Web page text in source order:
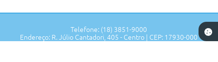
Telefone: (18) 3851-9000
Endereço: R. Júlio Cantadori, 405 - Centro | CEP: 17930-000